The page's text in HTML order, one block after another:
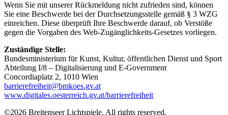
Wenn Sie mit unserer Rückmeldung nicht zufrieden sind, können
Sie eine Beschwerde bei der Durchsetzungsstelle gemäß § 3 WZG
einreichen. Diese überprüft Ihre Beschwerde darauf, ob Verstöße
gegen die Vorgaben des Web-Zugänglichkeits-Gesetzes vorliegen.
Zuständige Stelle:
Bundesministerium für Kunst, Kultur, öffentlichen Dienst und Sport
Abteilung I/8 – Digitalisierung und E-Government
Concordiaplatz 2, 1010 Wien
barrierefreiheit@bmkoes.gv.at
www.digitales.oesterreich.gv.at/barrierefreiheit
©2026 Breitenseer Lichtspiele. All rights reserved.